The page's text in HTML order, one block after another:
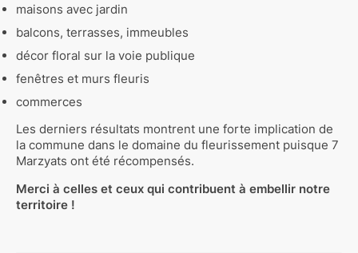
maisons avec jardin
balcons, terrasses, immeubles
décor floral sur la voie publique
fenêtres et murs fleuris
commerces
Les derniers résultats montrent une forte implication de
la commune dans le domaine du fleurissement puisque 7
Marzyats ont été récompensés.
Merci à celles et ceux qui contribuent à embellir notre
territoire !